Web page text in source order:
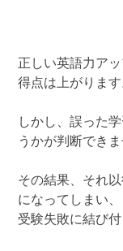
正しい英語力ア
得点は上がります
しかし、誤った
うかが判断できま
その結果、それ
になってしまい、
受験失敗に結び